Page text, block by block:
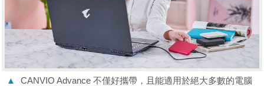
▲
CANVIO Advance 不僅好攜帶，且能適用於絕大多數的電腦